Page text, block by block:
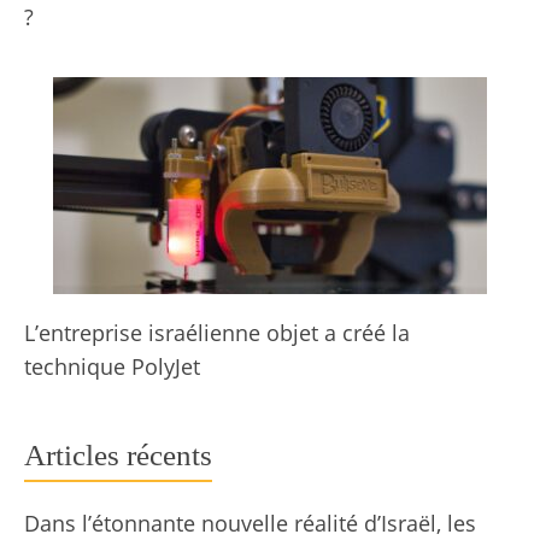
?
L’entreprise israélienne objet a créé la
technique PolyJet
Articles récents
Dans l’étonnante nouvelle réalité d’Israël, les